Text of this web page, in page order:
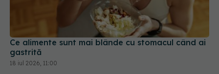
Ce alimente sunt mai blânde cu stomacul când ai
18 iul 2026, 11:00